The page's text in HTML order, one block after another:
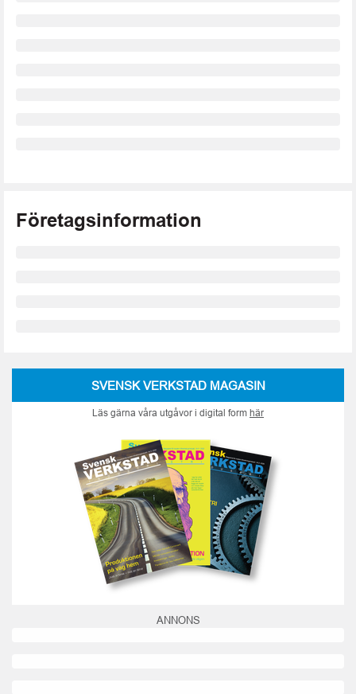
Företagsinformation
SVENSK VERKSTAD MAGASIN
Läs gärna våra utgåvor i digital form här
ANNONS